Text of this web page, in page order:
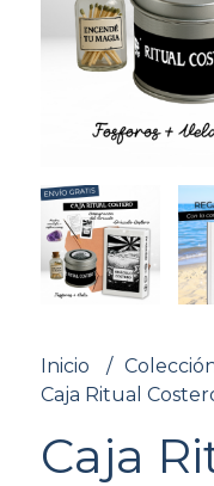
Inicio
Caja Ritual
Caja